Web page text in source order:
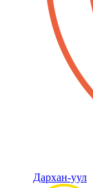
Дархан-уул